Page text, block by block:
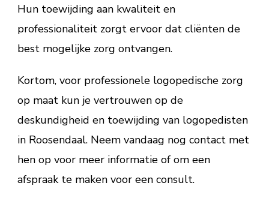
Hun toewijding aan kwaliteit en
professionaliteit zorgt ervoor dat cliënten de
best mogelijke zorg ontvangen.
Kortom, voor professionele logopedische zorg
op maat kun je vertrouwen op de
deskundigheid en toewijding van logopedisten
in Roosendaal. Neem vandaag nog contact met
hen op voor meer informatie of om een
afspraak te maken voor een consult.